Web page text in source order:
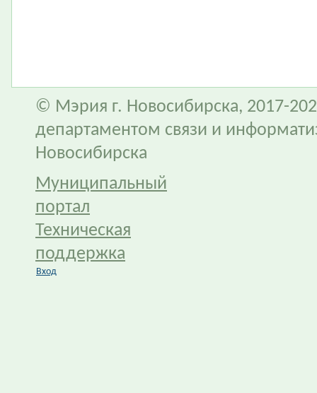
© Мэрия г. Новосибирска, 2017-
департаментом связи и
Новосибирска
Муниципальный
портал
Техническая
поддержка
Вход